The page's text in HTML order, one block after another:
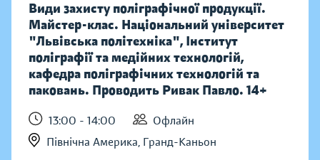
Види захисту поліграфічної продукції.
Майстер-клас. Національний університет
"Львівська політехніка", Інститут
поліграфії та медійних технологій,
кафедра поліграфічних технологій та
паковань. Проводить Ривак Павло. 14+
13:00 - 14:00
Офлайн
Північна Америка, Гранд-Каньон